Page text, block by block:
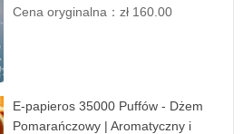
Cena oryginalna：zł 160.00
E-papieros 35000 Puffów - Dżem
Pomarańczowy | Aromatyczny i